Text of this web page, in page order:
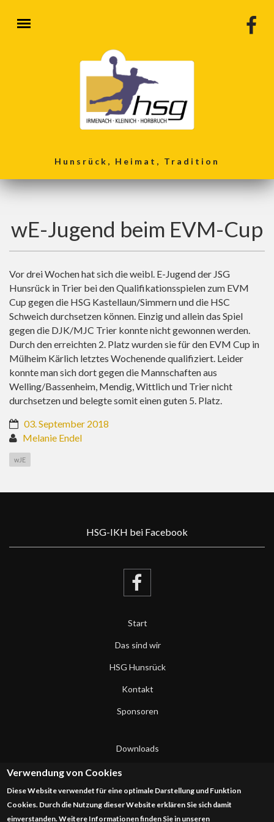
Hunsrück, Heimat, Tradition
wE-Jugend beim EVM-Cup
Vor drei Wochen hat sich die weibl. E-Jugend der JSG
Hunsrück in Trier bei den Qualifikationsspielen zum EVM
Cup gegen die HSG Kastellaun/Simmern und die HSC
Schweich durchsetzen können. Einzig und allein das Spiel
gegen die DJK/MJC Trier konnte nicht gewonnen werden.
Durch den erreichten 2. Platz wurden sie für den EVM Cup in
Mülheim Kärlich letztes Wochenende qualifiziert. Leider
konnte man sich dort gegen die Mannschaften aus
Welling/Bassenheim, Mendig, Wittlich und Trier nicht
durchsetzen und belegte somit einen guten 5. Platz.
03. September 2018
Melanie Endel
wJE
HSG-IKH bei Facebook
Start
Das sind wir
HSG Hunsrück
Kontakt
Sponsoren
Downloads
Datenschutzerklärung
Impressum
Verwendung von Cookies
Diese Website verwendet für eine optimale Darstellung und Funktion
Cookies. Durch die Nutzung dieser Website erklären Sie sich damit
einverstanden. Weitere Informationen finden Sie in unseren